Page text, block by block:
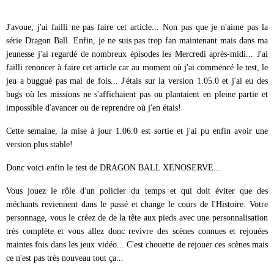
J'avoue, j'ai failli ne pas faire cet article... Non pas que je n'aime pas la
série Dragon Ball. Enfin, je ne suis pas trop fan maintenant mais dans ma
jeunesse j'ai regardé de nombreux épisodes les Mercredi après-midi... J'ai
failli renoncer à faire cet article car au moment où j'ai commencé le test, le
jeu a buggué pas mal de fois... J'étais sur la version 1.05.0 et j'ai eu des
bugs où les missions ne s'affichaient pas ou plantaient en pleine partie et
impossible d'avancer ou de reprendre où j'en étais!
Cette semaine, la mise à jour 1.06.0 est sortie et j'ai pu enfin avoir une
version plus stable!
Donc voici enfin le test de DRAGON BALL XENOSERVE...
Vous jouez le rôle d'un policier du temps et qui doit éviter que des
méchants reviennent dans le passé et change le cours de l'Histoire. Votre
personnage, vous le créez de de la tête aux pieds avec une personnalisation
très complète et vous allez donc revivre des scènes connues et rejouées
maintes fois dans les jeux vidéo... C'est chouette de rejouer ces scènes mais
ce n'est pas très nouveau tout ça...